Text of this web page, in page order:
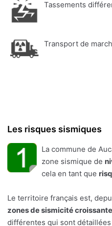
Tassements
Transport de
Les risques sismiques
La commune de
zone sismique de
cela en tant que
Le territoire français est,
zones de sismicité croissante
différentes qui sont